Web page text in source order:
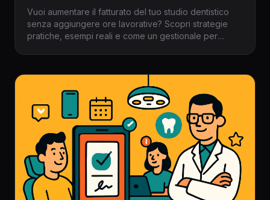
Vuoi aumentare il fatturato del tuo studio dentistico
senza aggiungere ore lavorative? Scopri strategie
pratiche, esempi reali e come un gestionale per